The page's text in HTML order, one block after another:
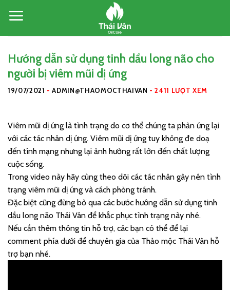
Hướng dẫn sử dụng tinh dầu long não cho
người bị viêm mũi dị ứng
19/07/2021 -ADMIN@THAOMOCTHAIVAN -2411 LƯỢT XEM
Viêm mũi dị ứng là tình trạng do cơ thể chúng ta phản ứng lại
với các tác nhân dị ứng. Viêm mũi dị ứng tuy không đe doạ
đến tính mạng nhưng lại ảnh hưởng rất lớn đến chất lượng
cuộc sống.
Trong video này hãy cùng theo dõi các tác nhân gây nên tình
trạng viêm mũi dị ứng và cách phòng tránh.
Đặc biệt cũng đừng bỏ qua các bước hướng dẫn sử dụng tinh
dầu long não Thái Vân để khắc phục tình trạng này nhé.
Nếu cần thêm thông tin hỗ trợ, các bạn có thể để lại
comment phía dưới để chuyên gia của Thảo mộc Thái Vân hỗ
trợ bạn nhé.